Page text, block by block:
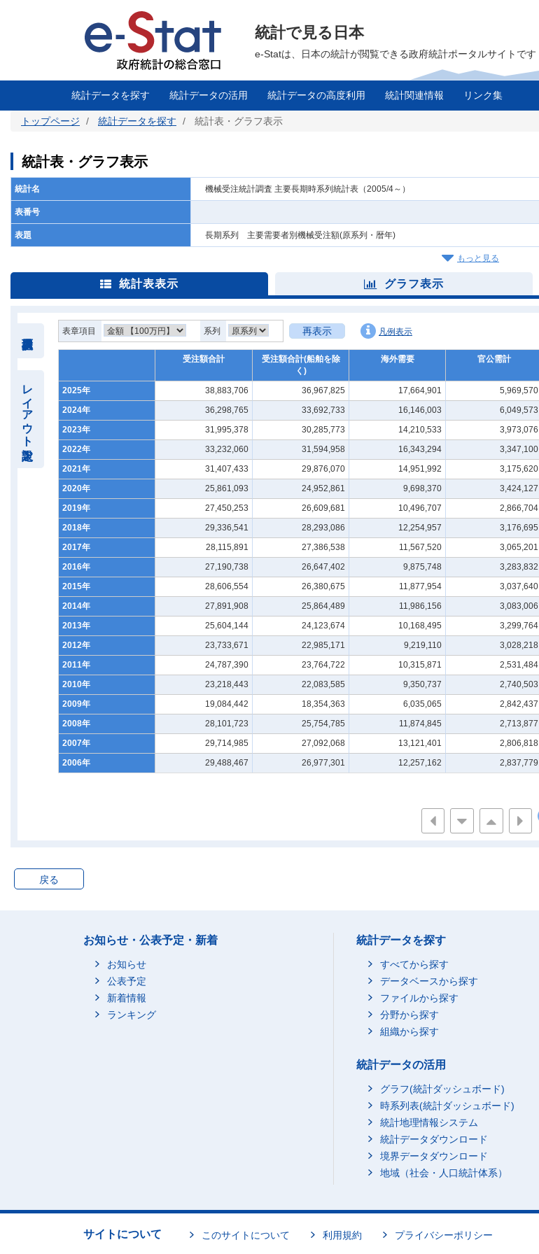
に
統計で見る日本
e-Statは、日本の統計が閲覧できる政府統計ポータルサイトです
統計データを探す 統計データの活用 統計データの高度利用 統計関連情報 リンク集
トップページ 統計データを探す 統計表・グラフ表示
統計表・グラフ表示
統計名 機械受注統計調査 主要長期時系列統計表（2005/4～）
表番号
表題 長期系列 主要需要者別機械受注額(原系列・暦年)
もっと見る
統計表表示 グラフ表示
レイアウト設定
表章項目 系列 再表示 凡例表示
受注額合計
受注額合計(船舶を除
く)
海外需要 官公需計
2025年 38,883,706 36,967,825 17,664,901 5,969,570
2024年
36,298,765 33,692,733 16,146,003 6,049,573
2023年
31,995,378 30,285,773 14,210,533 3,973,076
2022年
33,232,060 31,594,958 16,343,294 3,347,100
2021年
31,407,433 29,876,070 14,951,992 3,175,620
2020年
25,861,093 24,952,861 9,698,370 3,424,127
2019年
27,450,253 26,609,681 10,496,707 2,866,704
2018年
29,336,541 28,293,086 12,254,957 3,176,695
2017年
28,115,891 27,386,538 11,567,520 3,065,201
2016年
27,190,738 26,647,402 9,875,748 3,283,832
2015年
28,606,554 26,380,675 11,877,954 3,037,640
2014年
27,891,908 25,864,489 11,986,156 3,083,006
2013年
25,604,144 24,123,674 10,168,495 3,299,764
2012年
23,733,671 22,985,171 9,219,110 3,028,218
2011年
24,787,390 23,764,722 10,315,871 2,531,484
2010年
23,218,443 22,083,585 9,350,737 2,740,503
2009年
19,084,442 18,354,363 6,035,065 2,842,437
2008年
28,101,723 25,754,785 11,874,845 2,713,877
2007年
29,714,985 27,092,068 13,121,401 2,806,818
2006年
29,488,467 26,977,301 12,257,162 2,837,779
戻る
お知らせ・公表予定・新着
お知らせ
公表予定
新着情報
ランキング
統計データを探す
すべてから探す
データベースから探す
ファイルから探す
分野から探す
組織から探す
統計データの活用
グラフ(統計ダッシュボード)
時系列表(統計ダッシュボード)
統計地理情報システム
統計データダウンロード
境界データダウンロード
地域（社会・人口統計体系）
サイトについて このサイトについて 利用規約 プライバシーポリシー